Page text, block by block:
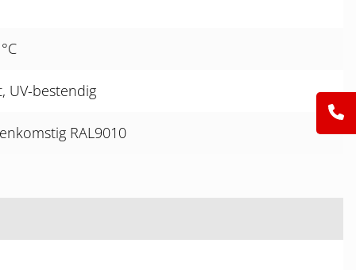
UV-bestendig
RAL9010